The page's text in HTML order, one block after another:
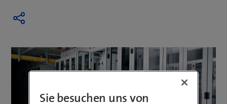
Sie besuchen uns von